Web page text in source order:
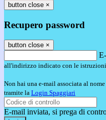
button close ×
Recupero password
button close ×
all'indirizzo indicato con le istruzioni
Non hai una e-mail associata al
tramite la Login Spaggiari
E-mail inviata, si prega di